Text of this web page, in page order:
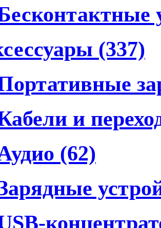
(337)
и
(62)